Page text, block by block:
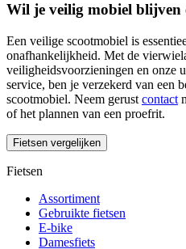
Wil je veilig mobiel
Een veilige scootmobiel is
onafhankelijkheid. Met de
veiligheidsvoorzieningen en onze
service, ben je verzekerd van een
scootmobiel. Neem gerust contact
of het plannen van een proefrit.
Fietsen vergelijken
Fietsen
Assortiment
Gebruikte fietsen
E-bike
Damesfiets